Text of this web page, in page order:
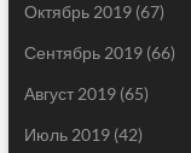
Октябрь 2019(67)
Сентябрь 2019(66)
Август 2019(65)
Июль 2019(42)